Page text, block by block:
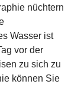
nüchtern
Wasser ist
vor der
zu sich zu
können Sie